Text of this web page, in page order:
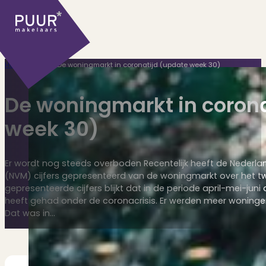
Huidige aanbod
Recentelijk verkocht
Net te laat? Kijk mee..
Huurwoningen
Home De woningmarkt in coronatijd (update week 30)
De woningmarkt in
week 30)
Er wordt nog steeds overboden Recentelijk heeft de
(NVM) cijfers gepresenteerd van de woningmarkt over het
gepresenteerde cijfers blijkt dat in de periode april-mei-
heeft gehad onder de coronacrisis. Er werden meer
Dat was in…